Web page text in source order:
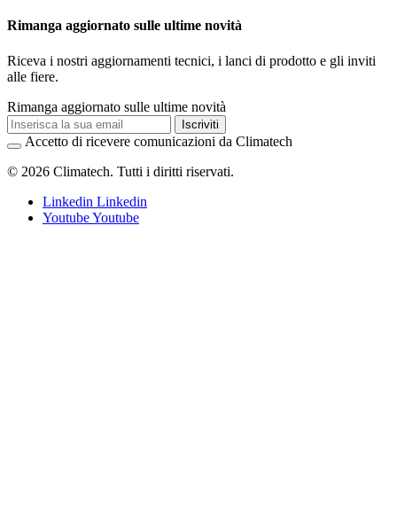
Rimanga aggiornato sulle ultime novità
Riceva i nostri aggiornamenti tecnici, i lanci di prodotto e gli inviti
alle fiere.
Rimanga aggiornato sulle ultime novità
Iscriviti
Accetto di ricevere comunicazioni da Climatech
© 2026 Climatech. Tutti i diritti riservati.
Linkedin Linkedin
YoutubeYoutube